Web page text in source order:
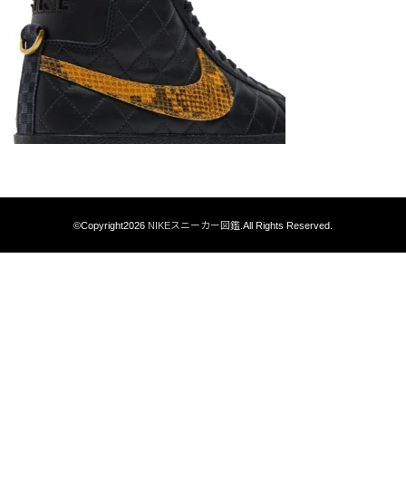
©Copyright2026 NIKEスニーカー図鑑.All Rights Reserved.